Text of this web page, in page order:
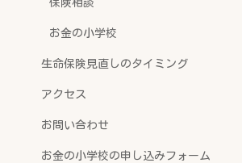
保険相談
お金の小学校
生命保険見直しのタイミング
アクセス
お問い合わせ
お金の小学校の申し込みフォーム